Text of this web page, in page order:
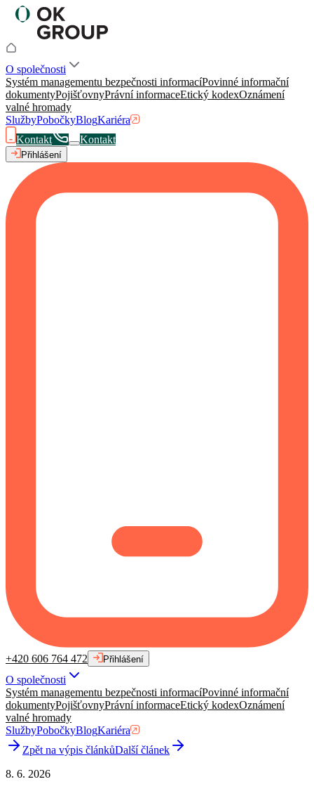
O společnosti
Systém managementu bezpečnosti informacíPovinné informační
dokumentyPojišťovnyPrávní informaceEtický kodexOznámení
valné hromady
SlužbyPobočkyBlogKariéra
Kontakt
Kontakt
Přihlášení
+420 606 764 472 Přihlášení
O společnosti
Systém managementu bezpečnosti informacíPovinné informační
dokumentyPojišťovnyPrávní informaceEtický kodexOznámení
valné hromady
SlužbyPobočkyBlogKariéra
Zpět na výpis článkůDalší článek
8. 6. 2026